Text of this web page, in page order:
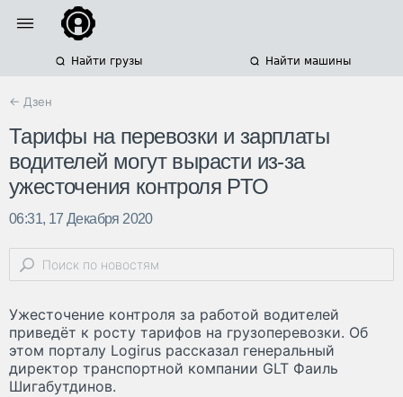
Найти грузы Найти машины
← Дзен
Тарифы на перевозки и зарплаты
водителей могут вырасти из-за
ужесточения контроля РТО
06:31, 17 Декабря 2020
Ужесточение контроля за работой водителей
приведёт к росту тарифов на грузоперевозки. Об
этом порталу Logirus рассказал генеральный
директор транспортной компании GLT Фаиль
Шигабутдинов.